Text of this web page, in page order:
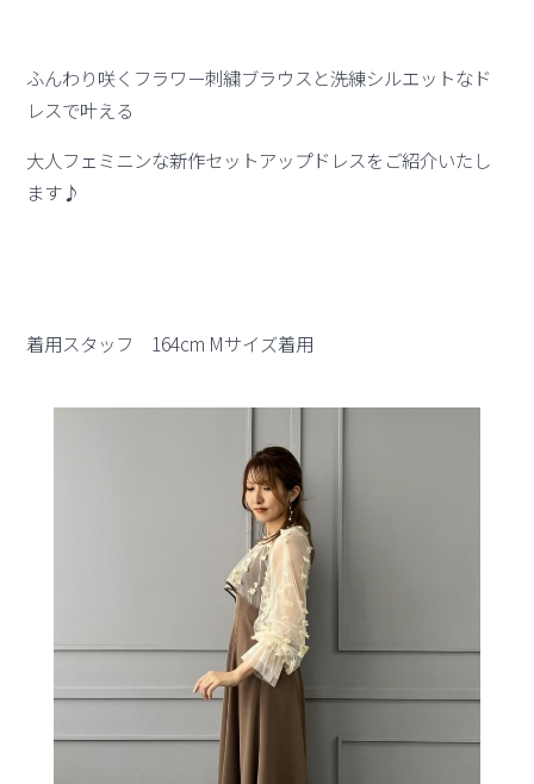
ふんわり咲くフラワー刺繍ブラウスと洗練シルエットなド
レスで叶える
大人フェミニンな新作セットアップドレスをご紹介いたし
ます♪
着用スタッフ 164cm Mサイズ着用